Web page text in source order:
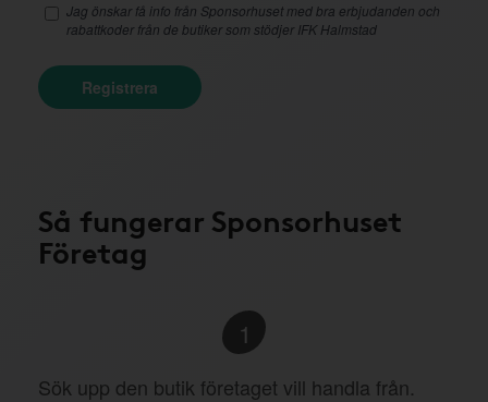
Jag önskar få info från Sponsorhuset med bra erbjudanden och
rabattkoder från de butiker som stödjer IFK Halmstad
Registrera
Så fungerar Sponsorhuset
Företag
1
Sök upp den butik företaget vill handla från.